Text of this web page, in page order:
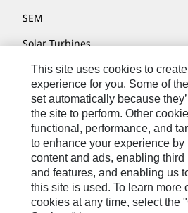
SEM
Solar Turbines
SPM Oil & Gas
Turner Powertrain Systems
Nous Contacter
Plan Du Site
Cookie Settings
This site uses cookies to
experience for you. Some of
set automatically because
the site to perform. Other
functional, performance, and
to enhance your experience
content and ads, enabling third
and features, and enabling us
this site is used. To learn more
cookies at any time, select the